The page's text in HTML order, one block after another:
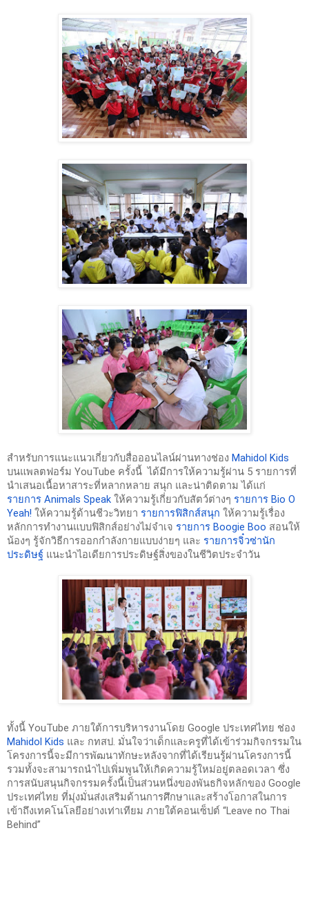
สำหรับการแนะแนวเกี่ยวกับสื่อออนไลน์ผ่านทางช่อง Mahidol Kids
บนแพลตฟอร์ม YouTube ครั้งนี้  ได้มีการให้ความรู้ผ่าน 5 รายการที่
รายการ Animals Speak ให้ความรู้เกี่ยวกับสัตว์ต่างๆ รายการ Bio O
Yeah! ให้ความรู้ด้านชีวะวิทยา รายการฟิสิกส์สนุก ให้ความรู้เรื่อง
หลักการทำงานแบบฟิสิกส์อย่างไม่จำเจ รายการ Boogie Boo สอนให้
น้องๆ รู้จักวิธีการออกกำลังกายแบบง่ายๆ และ รายการจิ๋วซ่านัก
ประดิษฐ์ แนะนำไอเดียการประดิษฐ์สิ่งของในชีวิตประจำวัน
Mahidol Kids และ กทสป. มั่นใจว่าเด็กและครูที่ได้เข้าร่วมกิจกรรมใน
โครงการนี้จะมีการพัฒนาทักษะหลังจากที่ได้เรียนรู้ผ่านโครงการนี้
รวมทั้งจะสามารถนำไปเพิ่มพูนให้เกิดความรู้ใหม่อยู่ตลอดเวลา ซึ่ง
การสนับสนุนกิจกรรมครั้งนี้เป็นส่วนหนึ่งของพันธกิจหลักของ Google
ประเทศไทย ที่มุ่งมั่นส่งเสริมด้านการศึกษาและสร้างโอกาสในการ
เข้าถึงเทคโนโลยีอย่างเท่าเทียม ภายใต้คอนเซ็ปต์ “Leave no Thai
Behind”